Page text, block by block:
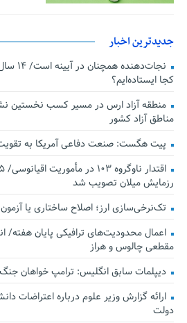
جدیدترین اخبار
کجا ایستاده‌ایم؟
منطقه آزاد ارس در مسیر کسب نخستین
مناطق آزاد کشور
پیت هگست: صنعت دفاعی آمریکا به تقویت
رزمایش میلان تصویب شد
تک‌نرخی‌سازی ارز؛ اصلاح ساختاری یا
اعمال محدودیت‌های ترافیکی پایان هفته/
مقطعی چالوس و هراز
دیپلمات سابق انگلیس:‌ ترامپ خواهان
ارائه گزارش وزیر علوم درباره اعتراضات
دولت